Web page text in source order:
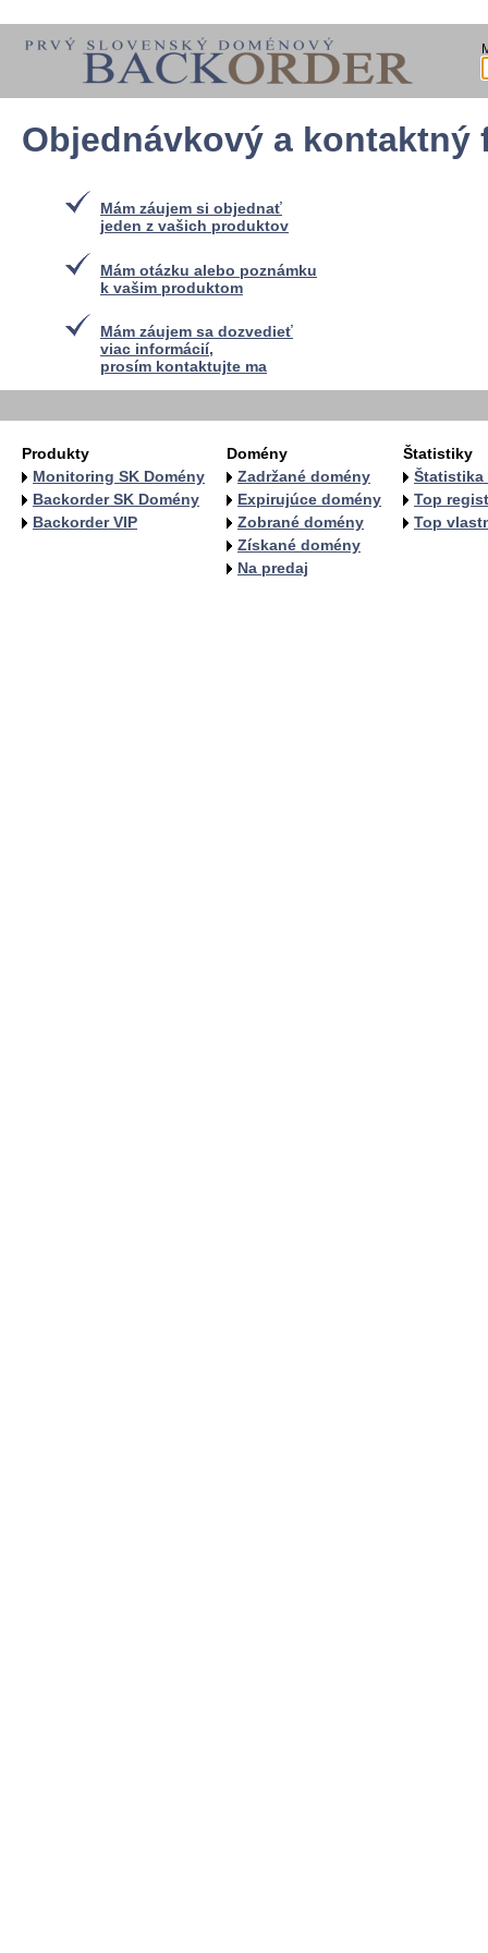
Objednávkový a kontaktný
Mám záujem si objednať
jeden z vašich produktov
Mám otázku alebo poznámku
k vašim produktom
Mám záujem sa dozvedieť
viac informácií,
prosím kontaktujte ma
Produkty
Monitoring SK Domény
Backorder SK Domény
Backorder VIP
Domény
Zadržané domény
Expirujúce domény
Zobrané domény
Získané domény
Na predaj
Štatistiky
Štatistika
Top
Top